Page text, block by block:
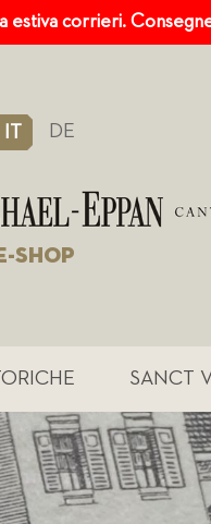
estiva corrieri.
IT DE
E-SHOP
SANCT